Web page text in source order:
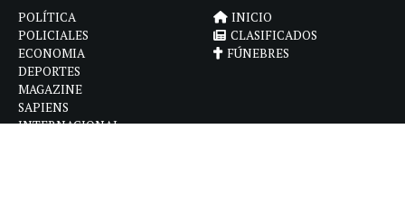
POLÍTICA
POLICIALES
ECONOMIA
DEPORTES
MAGAZINE
SAPIENS
INTERNACIONAL
INICIO
CLASIFICADOS
FÚNEBRES